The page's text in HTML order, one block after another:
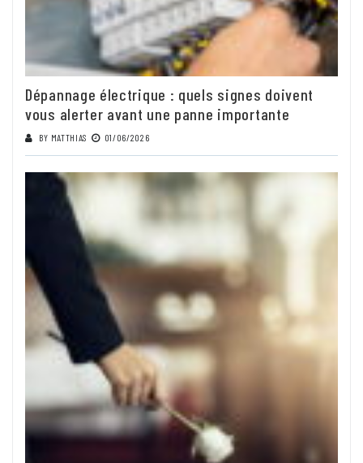
Dépannage électrique : quels signes doivent
vous alerter avant une panne importante
BY MATTHIAS 01/06/2026